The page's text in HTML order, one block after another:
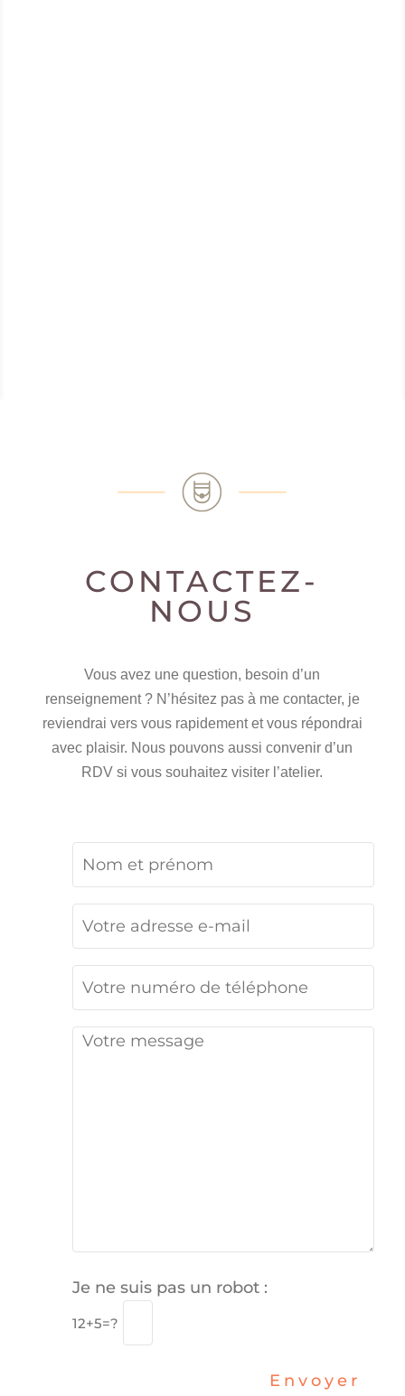
CONTACTEZ-
NOUS
Vous avez une question, besoin d’un
renseignement ? N’hésitez pas à me contacter, je
reviendrai vers vous rapidement et vous répondrai
avec plaisir. Nous pouvons aussi convenir d’un
RDV si vous souhaitez visiter l’atelier.
Je ne suis pas un robot :
12+5=?
Envoyer